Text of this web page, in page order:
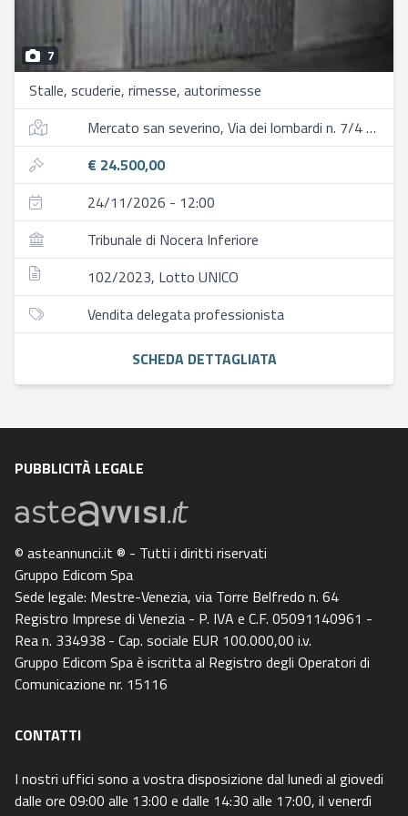
7
Stalle, scuderie, rimesse, autorimesse
Mercato san severino, Via dei lombardi n. 7/4 (ex n.18/4)
€ 24.500,00
24/11/2026 - 12:00
Tribunale di Nocera Inferiore
102/2023, Lotto UNICO
Vendita delegata professionista
SCHEDA DETTAGLIATA
PUBBLICITÀ LEGALE
© asteannunci.it ® - Tutti i diritti riservati
Gruppo Edicom Spa
Sede legale: Mestre-Venezia, via Torre Belfredo n. 64
Registro Imprese di Venezia - P. IVA e C.F. 05091140961 -
Rea n. 334938 - Cap. sociale EUR 100.000,00 i.v.
Gruppo Edicom Spa è iscritta al Registro degli Operatori di
Comunicazione nr. 15116
CONTATTI
I nostri uffici sono a vostra disposizione dal lunedi al giovedi
dalle ore 09:00 alle 13:00 e dalle 14:30 alle 17:00, il venerdì